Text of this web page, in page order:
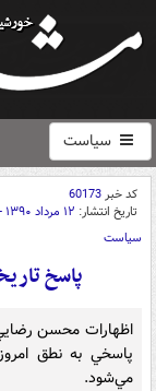
سیاست
کد خبر60173
تاریخ انتشار: ۱۲ مرداد ۱۳۹۰ - ۱۸:۴۳
سیاست
پاسخ
‌پاسخي ‌به نطق
مي‌شود.